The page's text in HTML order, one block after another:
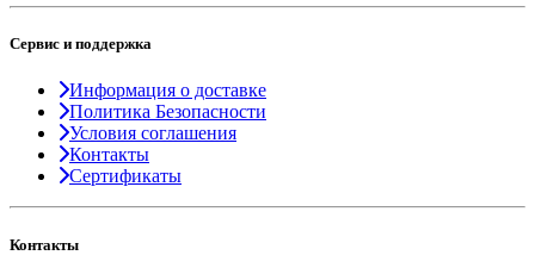
Сервис и поддержка
Информация о доставке
Политика Безопасности
Условия соглашения
Контакты
Сертификаты
Контакты